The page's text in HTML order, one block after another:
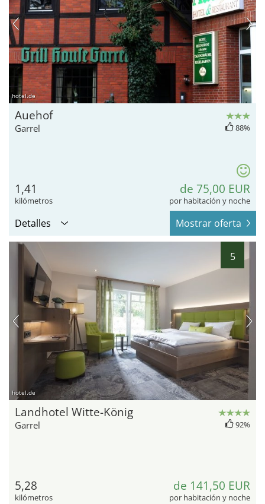
hotel.de
Auehof
Garrel 88%
1,41
kilómetros
de 75,00 EUR
por habitación y noche
Detalles Mostrar oferta
5
hotel.de
Landhotel Witte-König
Garrel 92%
5,28
kilómetros
de 141,50 EUR
por habitación y noche